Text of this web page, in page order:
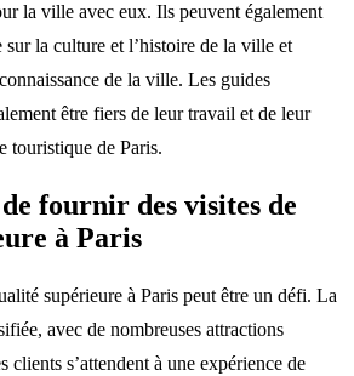
la ville avec eux. Ils peuvent également
sur la culture et l’histoire de la ville et
de la ville. Les guides
être fiers de leur travail et de leur
touristique de Paris.
fournir des visites de
à Paris
supérieure à Paris peut être un défi. La
avec de nombreuses attractions
clients s’attendent à une expérience de